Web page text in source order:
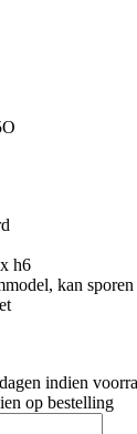
h6
kan
indien
op bestelling